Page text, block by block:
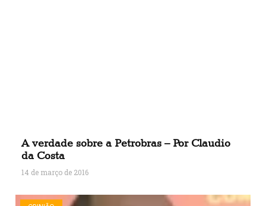
A verdade sobre a Petrobras – Por Claudio
da Costa
14 de março de 2016